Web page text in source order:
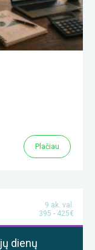
Plačiau
9 ak. val.
395 - 425€
dienų